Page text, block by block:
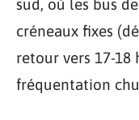
sud, où les bus
créneaux fixes
retour vers 17-18
fréquentation